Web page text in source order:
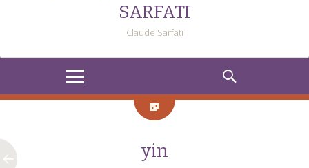
SARFATI
Claude Sarfati
RECHERCHE
yin